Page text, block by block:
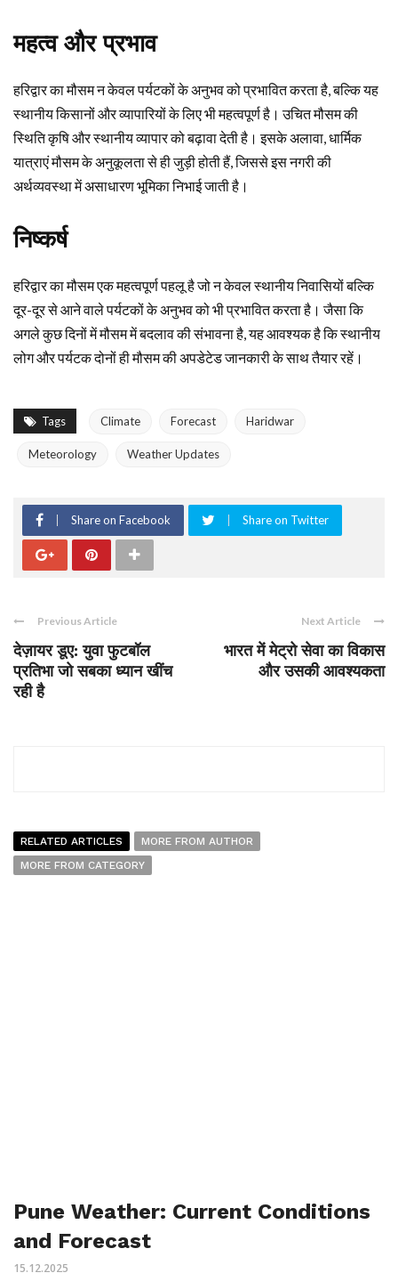
महत्व और प्रभाव
हरिद्वार का मौसम न केवल पर्यटकों के अनुभव को प्रभावित करता है, बल्कि यह
स्थानीय किसानों और व्यापारियों के लिए भी महत्वपूर्ण है। उचित मौसम की
स्थिति कृषि और स्थानीय व्यापार को बढ़ावा देती है। इसके अलावा, धार्मिक
यात्राएं मौसम के अनुकूलता से ही जुड़ी होती हैं, जिससे इस नगरी की
अर्थव्यवस्था में असाधारण भूमिका निभाई जाती है।
निष्कर्ष
हरिद्वार का मौसम एक महत्वपूर्ण पहलू है जो न केवल स्थानीय निवासियों बल्कि
दूर-दूर से आने वाले पर्यटकों के अनुभव को भी प्रभावित करता है। जैसा कि
अगले कुछ दिनों में मौसम में बदलाव की संभावना है, यह आवश्यक है कि स्थानीय
लोग और पर्यटक दोनों ही मौसम की अपडेटेड जानकारी के साथ तैयार रहें।
Tags Climate Forecast Haridwar
Meteorology Weather Updates
Share on Facebook Share on Twitter
Previous Article
देज़ायर डूए: युवा फुटबॉल
प्रतिभा जो सबका ध्यान खींच
रही है
Next Article
भारत में मेट्रो सेवा का विकास
और उसकी आवश्यकता
RELATED ARTICLES
MORE FROM AUTHOR
MORE FROM CATEGORY
Pune Weather: Current Conditions
and Forecast
15.12.2025